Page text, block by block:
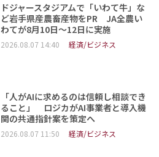
ドジャースタジアムで「いわて牛」な
ど岩手県産農畜産物をPR JA全農い
わてが8月10日～12日に実施
2026.08.07 14:40 経済/ビジネス
「人がAIに求めるのは信頼し相談でき
ること」 ロジカがAI事業者と導入機
関の共通指針案を策定へ
2026.08.07 11:50 経済/ビジネス